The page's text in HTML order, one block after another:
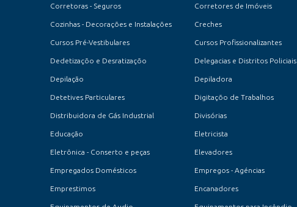
Corretoras - Seguros Corretores de Imóveis
Cozinhas - Decorações e Instalações Creches
Cursos Pré-Vestibulares Cursos Profissionalizantes
Dedetizaçõo e Desratizaçõo Delegacias e Distritos Policiais
Depilação Depiladora
Detetives Particulares Digitaçõo de Trabalhos
Distribuidora de Gás Industrial Divisórias
Educação Eletricista
Eletrônica - Conserto e peças Elevadores
Empregados Domésticos Empregos - Agéncias
Emprestimos Encanadores